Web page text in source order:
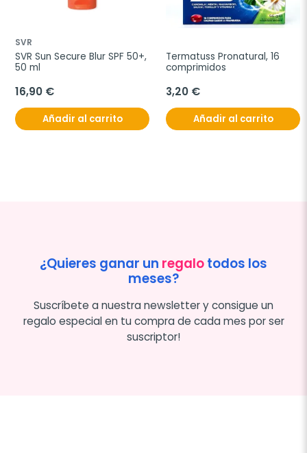
SVR
SVR Sun Secure Blur SPF 50+,
50 ml
16,90 €
Añadir al carrito
Termatuss Pronatural, 16
comprimidos
3,20 €
Añadir al carrito
¿Quieres ganar un regalotodos los
meses?
Suscríbete a nuestra newsletter y consigue un
regalo especial en tu compra de cada mes por ser
suscriptor!